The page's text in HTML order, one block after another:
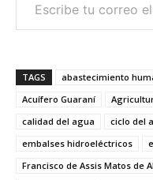
TAGS abastecimiento
Acuífero Guaraní
calidad del agua
ciclo del
embalses hidroeléctricos
Francisco de Assis Matos de